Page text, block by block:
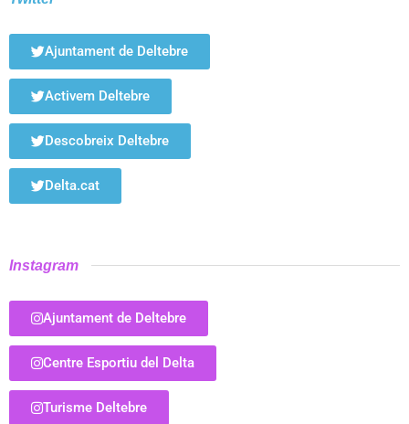
Ajuntament de Deltebre
Activem Deltebre
Descobreix Deltebre
Delta.cat
Instagram
Ajuntament de Deltebre
Centre Esportiu del Delta
Turisme Deltebre